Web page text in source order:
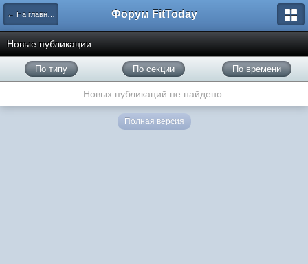
← На главную Форум FitToday
Новые публикации
По типу По секции По времени
Новых публикаций не найдено.
Полная версия